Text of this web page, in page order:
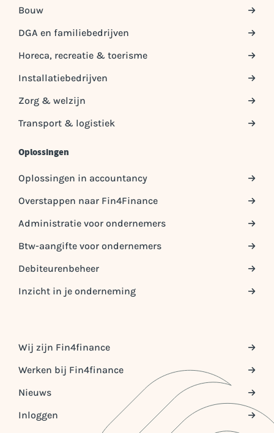
Bouw
DGA en familiebedrijven
Horeca, recreatie & toerisme
Installatiebedrijven
Zorg & welzijn
Transport & logistiek
Oplossingen
Oplossingen in accountancy
Overstappen naar Fin4Finance
Administratie voor ondernemers
Btw-aangifte voor ondernemers
Debiteurenbeheer
Inzicht in je onderneming
Wij zijn Fin4finance
Werken bij Fin4finance
Nieuws
Inloggen